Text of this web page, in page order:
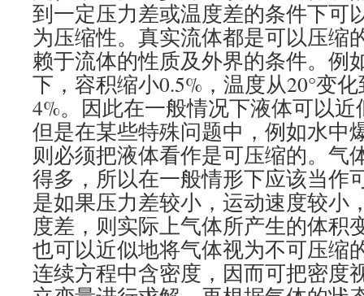
到一定压力差或温度差的条件下可
为压缩性。真实流体都是可以压缩
赖于流体的性质及外界的条件。例
下，容积缩小0.5%，温度从20°变
4%。因此在一般情况下液体可以
但是在某些特殊问题中，例如水中
则必须把液体看作是可压缩的。气
得多，所以在一般情形下应该当作
是如果压力差较小，运动速度较小
度差，则实际上气体所产生的体积
也可以近似地将气体视为不可压缩
连续方程中含密度，因而可把密度